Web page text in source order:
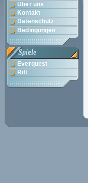
Über uns
Kontakt
Datenschutz
Bedingungen
Spiele
Everquest
Rift